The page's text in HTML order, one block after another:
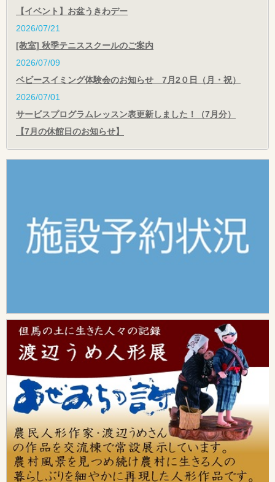
【イベント】お盆うきわデー
2026/07/21
[教室] 秋季テニススクールのご案内
2026/07/09
ベビースイミング体験会のお知らせ 7月2０日（月・祝）
2026/07/01
サービスプログラムレッスン表更新しました！（7月分）
【7月の休館日のお知らせ】